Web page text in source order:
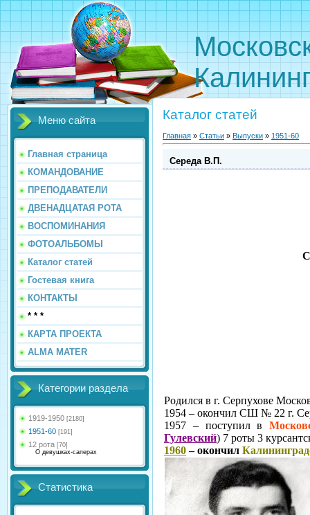
Меню сайта
Главная страница
КОМАНДОВАНИЕ
ПРЕПОДАВАТЕЛИ
ДВЕНАДЦАТАЯ РОТА
ВОСПОМИНАНИЯ
ФОТОАЛЬБОМЫ
Каталог статей
Гостевая книга
КОНТАКТЫ
* * *
КАРТА ПРОЕКТА
ALMA MATER
Категории раздела
1919-1950 [2180]
1951-60 [191]
12 рота [70]
О девушках-саперах
Статистика
Каталог статей
Главная » Статьи » Выпуски » 1951-60
Середа В.П.
Родился в г. Серпухове
1954 – окончил СШ № 22 г.
1957 – поступил в
Гулевский) 7 роты 3
1960– окончил